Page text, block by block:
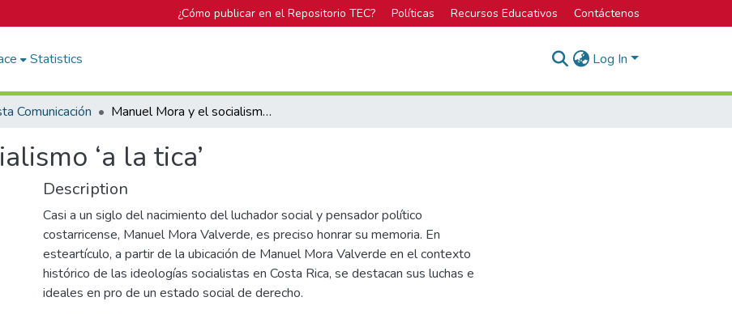
¿Cómo publicar en el Repositorio TEC? Políticas Recursos Educativos Contáctenos
Statistics Log In
Comunicación Manuel Mora y el socialismo ‘a la tica’
‘a la tica’
Description
Casi a un siglo del nacimiento del luchador social y pensador político
costarricense, Manuel Mora Valverde, es preciso honrar su memoria. En
esteartículo, a partir de la ubicación de Manuel Mora Valverde en el contexto
histórico de las ideologías socialistas en Costa Rica, se destacan sus luchas e
ideales en pro de un estado social de derecho.